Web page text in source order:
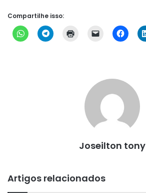
Compartilhe isso:
Joseilton tony
Artigos relacionados